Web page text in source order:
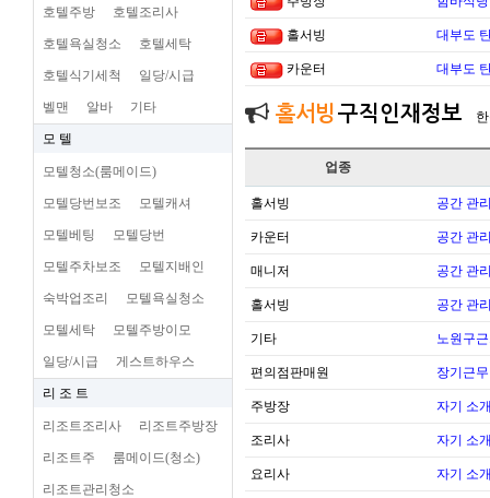
호텔주방 호텔조리사
호텔욕실청소 호텔세탁
호텔식기세척 일당/시급
벨맨 알바 기타
모 텔
모텔청소(룸메이드)
모텔당번보조 모텔캐셔
모텔베팅 모텔당번
모텔주차보조 모텔지배인
숙박업조리 모텔욕실청소
모텔세탁 모텔주방이모
일당/시급 게스트하우스
리 조 트
리조트조리사 리조트주방장
리조트주 룸메이드(청소)
리조트관리청소
홀서빙 대부도
카운터 대부도
홀서빙 구직인재정보
업종
홀서빙 공간 관
카운터 공간 관
매니저 공간 관
홀서빙 공간 관
기타 노원구
편의점판매원 장기근
주방장 자기 소
조리사 자기 소
요리사 자기 소